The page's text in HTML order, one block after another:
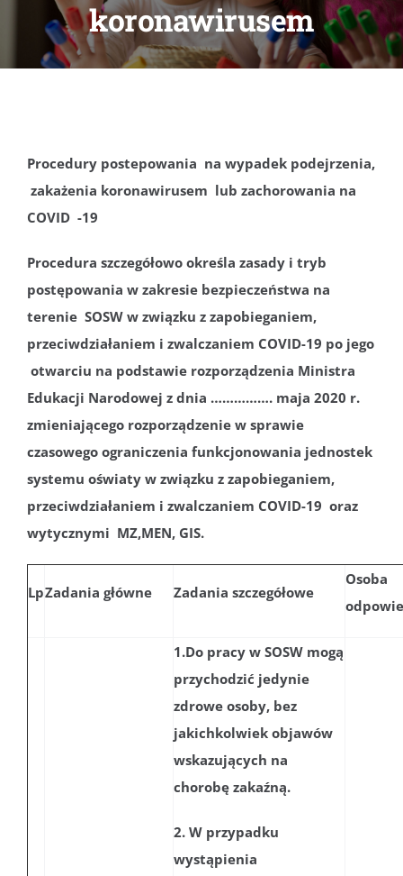
DOKUMENTY
WYKUS
KONTAKT
koronawirusem
Procedury postepowania na wypadek podejrzenia,
zakażenia koronawirusem lub zachorowania na
COVID -19
Procedura szczegółowo określa zasady i tryb
postępowania w zakresie bezpieczeństwa na
terenie SOSW w związku z zapobieganiem,
przeciwdziałaniem i zwalczaniem COVID-19 po jego
otwarciu na podstawie rozporządzenia Ministra
Edukacji Narodowej z dnia ……………. maja 2020 r.
zmieniającego rozporządzenie w sprawie
czasowego ograniczenia funkcjonowania jednostek
systemu oświaty w związku z zapobieganiem,
przeciwdziałaniem i zwalczaniem COVID-19 oraz
wytycznymi MZ,MEN, GIS.
LpZadania główne Zadania szczegółowe
Osoba
1.Do pracy w SOSW mogą
przychodzić jedynie
zdrowe osoby, bez
jakichkolwiek objawów
wskazujących na
chorobę zakaźną.
2. W przypadku
wystąpienia